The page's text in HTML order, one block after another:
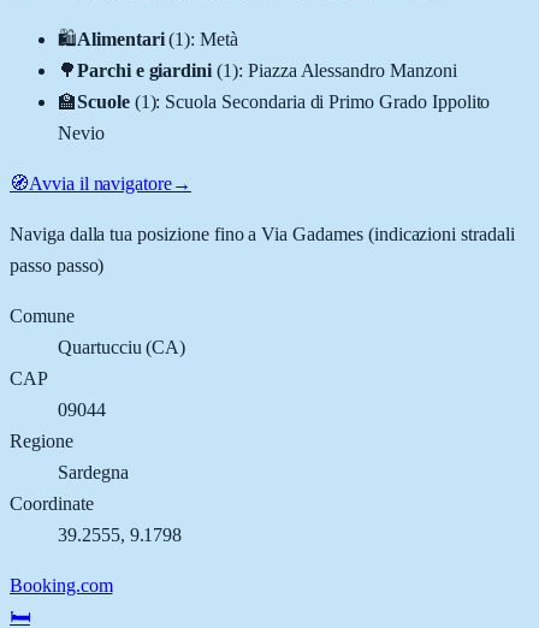
🛍️Alimentari (1):Metà
🌳Parchi e giardini (1): Piazza Alessandro Manzoni
🏫Scuole (1): Scuola Secondaria di Primo Grado Ippolito
Nevio
🧭Avvia il navigatore→
Naviga dalla tua posizione fino aVia Gadames(indicazioni stradali
passo passo)
Comune
Quartucciu (CA)
CAP
09044
Regione
Sardegna
Coordinate
39.2555, 9.1798
Booking.com
🛏️